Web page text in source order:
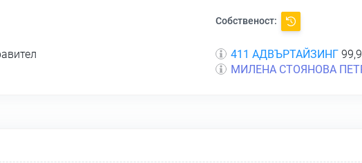
Собственост:
411 АДВЪРТАЙЗИНГ
МИЛЕНА СТОЯНОВА